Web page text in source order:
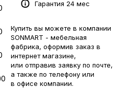
Гарантия 24 мес
Купить вы можете в компании
SONMART - мебельная
фабрика, оформив заказ в
интернет магазине,
или отправив заявку по почте,
а также по телефону или
в офисе компании.